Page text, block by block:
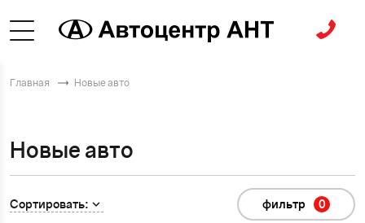
Главная Новые авто
Новые авто
Сортировать: фильтр 0